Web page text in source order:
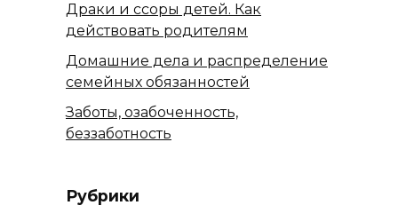
Драки и ссоры детей. Как
действовать родителям
Домашние дела и распределение
семейных обязанностей
Заботы, озабоченность,
беззаботность
Рубрики